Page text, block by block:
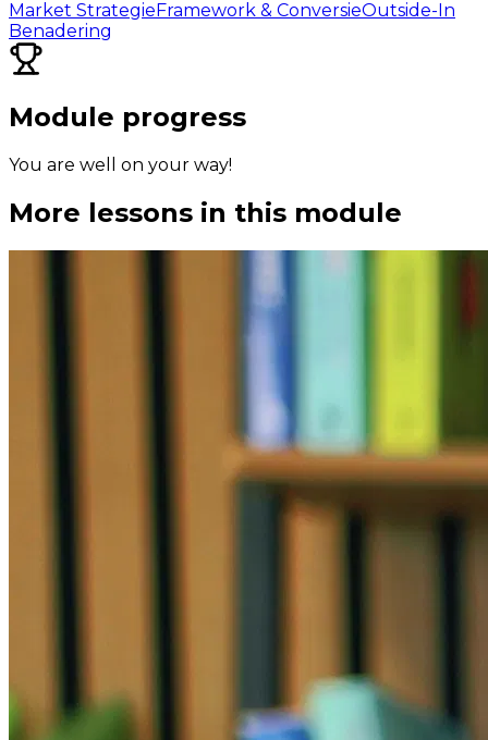
Market StrategieFramework & ConversieOutside-In
Benadering
Module progress
You are well on your way!
More lessons in this module